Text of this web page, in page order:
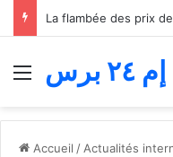
Menu إم ٢٤ برس
Accueil / Actualités